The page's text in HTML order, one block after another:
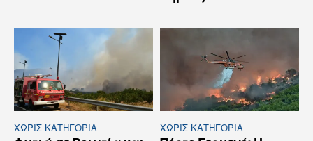
ΧΩΡΊΣ ΚΑΤΗΓΟΡΊΑ ΧΩΡΊΣ ΚΑΤΗΓΟΡΊΑ